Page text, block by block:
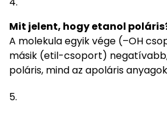
Mit jelent, hogy etanol
A molekula egyik vége (–OH
másik (etil-csoport)
poláris, mind az apoláris